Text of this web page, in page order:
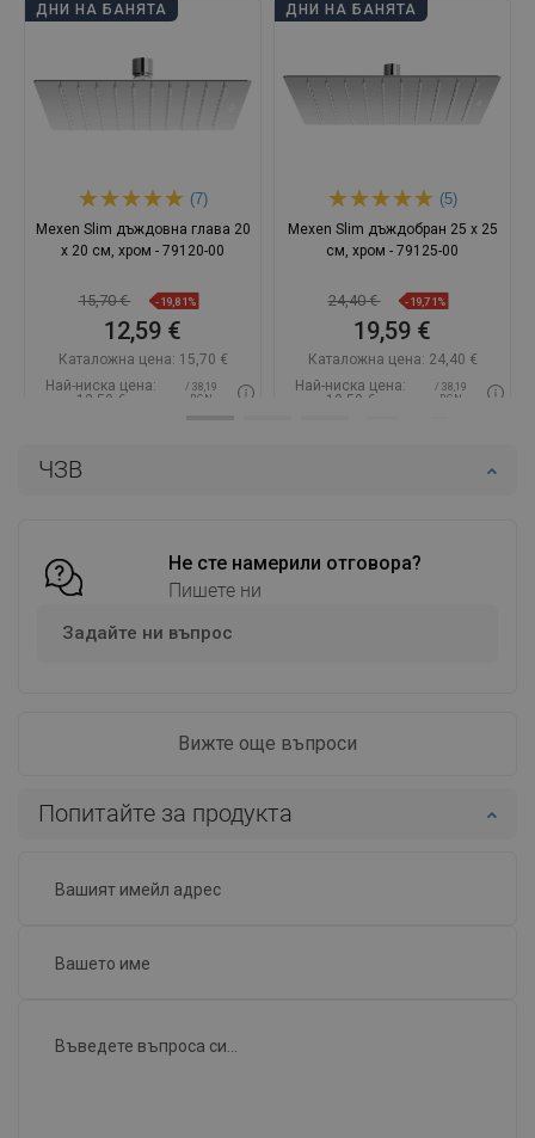
ЧЗВ
Не сте намерили отговора?
Пишете ни
Задайте ни въпрос
Вижте още въпроси
Попитайте за продукта
ДНИ НА БАНЯТА
(7)
Mexen Slim дъждовна глава 20
x 20 см, хром - 79120-00
15,70 € -19,81%
12,59 €
Каталожна цена: 15,70 €
Най-ниска цена:
12,59 €
/ 38,19
BGN
Добави в количката
ДНИ НА БАНЯТА
(5)
Mexen Slim дъждобран 25 x 25
см, хром - 79125-00
24,40 € -19,71%
19,59 €
Каталожна цена: 24,40 €
Най-ниска цена:
19,59 €
/ 38,19
BGN
Добави в количката